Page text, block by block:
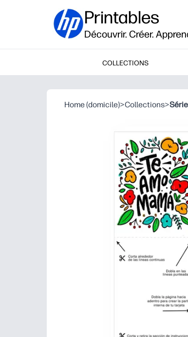
Printables
Découvrir. Créer.
COLLECTIONS
Home (domicile)>Collections>